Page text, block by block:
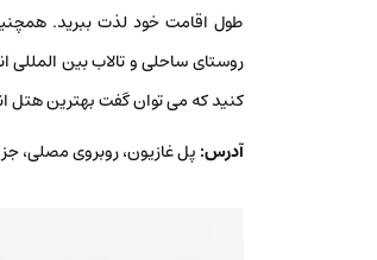
طول اقامت خود لذت ببرید.
روستای ساحلی و تالاب بین المللی
کنید که می توان گفت بهترین هتل
آدرس: پل غازیون، روبروی مصلی،